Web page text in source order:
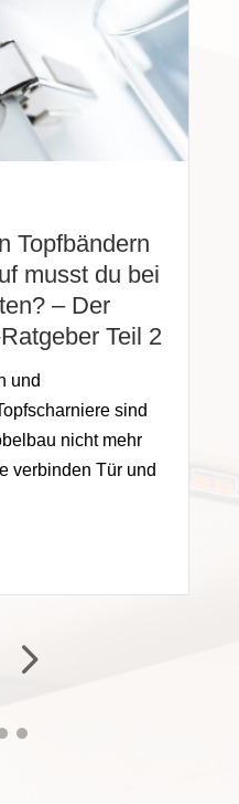
Topfbändern
musst du bei
– Der
Teil 2
und
sind
nicht mehr
verbinden Tür und